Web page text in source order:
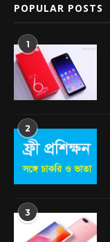
POPULAR POSTS
1
2
3